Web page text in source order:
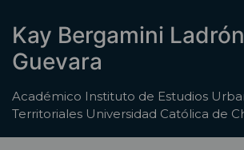
Kay Bergamini
Guevara
Académico Instituto de Estudios
Territoriales Universidad Católica de